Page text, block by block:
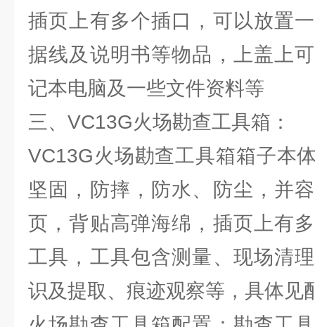
插页上有多个插口，可以放置
据线及说明书等物品，上盖上
记本电脑及一些文件资料等
三、VC13G火场勘查工具箱：
VC13G火场勘查工具箱箱子本
坚固，防摔，防水、防尘，并
页，背贴高弹海绵，插页上有
工具，工具包含测量、现场清
识及提取、痕迹观察等，具体见